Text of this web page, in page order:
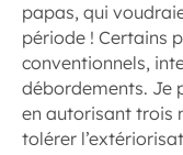
papas, qui
période ! Certains
conventionnels,
débordements. Je
en autorisant trois
tolérer